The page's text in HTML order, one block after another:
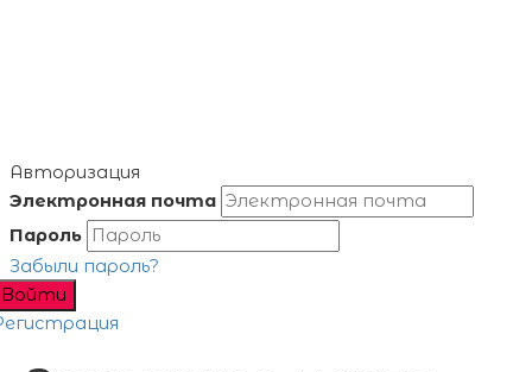
Авторизация
Электронная почта
Пароль
Забыли пароль?
Войти